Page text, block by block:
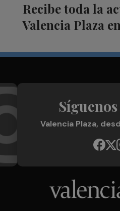
Recibe toda la
Valencia Plaza
Valencia Plaza,